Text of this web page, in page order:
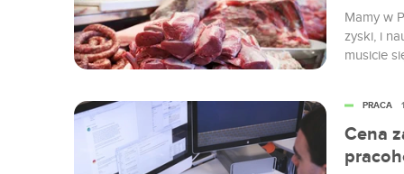
Mamy w
zyski, i
musicie
temat
Cena
PRACA